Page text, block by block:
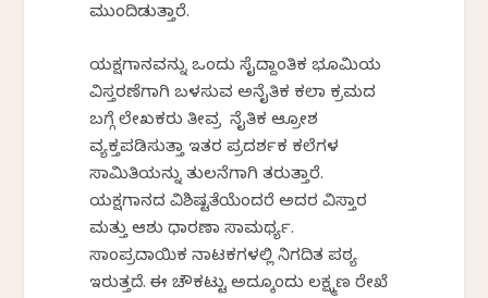
ಮುಂದಿಡುತ್ತಾರೆ.
ಯಕ್ಷಗಾನವನ್ನು ಒಂದು ಸೈದ್ದಾಂತಿಕ ಭೂಮಿಕೆಯ
ವಿಸ್ತರಣೆಗಾಗಿ ಬಳಸುವ ಅನೈತಿಕ ಕಲಾ ಕ್ರಮದ
ಬಗ್ಗೆ ಲೇಖಕರು ತೀವ್ರ ನೈತಿಕ ಆಕ್ರೋಶ
ವ್ಯಕ್ತಪಡಿಸುತ್ತಾ ಇತರ ಪ್ರದರ್ಶಕ ಕಲೆಗಳ
ಸಾಮಿತಿಯನ್ನು ತುಲನೆಗಾಗಿ ತರುತ್ತಾರೆ.
ಯಕ್ಷಗಾನದ ವಿಶಿಷ್ಟತೆಯೆಂದರೆ ಅದರ ವಿಸ್ತಾರ
ಮತ್ತು ಆಶು ಧಾರಣಾ ಸಾಮರ್ಥ್ಯ.
ಸಾಂಪ್ರದಾಯಿಕ ನಾಟಕಗಳಲ್ಲಿ ನಿಗದಿತ ಪಠ್ಯ
ಇರುತ್ತದೆ. ಈ ಚೌಕಟ್ಟು ಅದಕ್ಕೊಂದು ಲಕ್ಷ್ಮಣ ರೇಖೆ